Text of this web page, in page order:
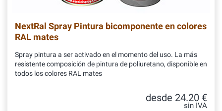
NextRal Spray Pintura bicomponente en colores
RAL mates
Spray pintura a ser activado en el momento del uso. La más
resistente composición de pintura de poliuretano, disponible en
todos los colores RAL mates
desde 24.20 €
sin IVA